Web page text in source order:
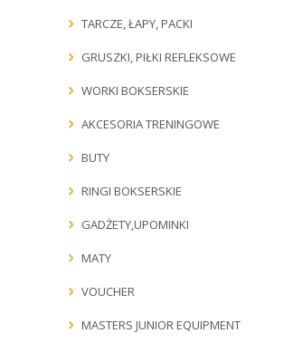
TARCZE, ŁAPY, PACKI
GRUSZKI, PIŁKI REFLEKSOWE
WORKI BOKSERSKIE
AKCESORIA TRENINGOWE
BUTY
RINGI BOKSERSKIE
GADŻETY,UPOMINKI
MATY
VOUCHER
MASTERS JUNIOR EQUIPMENT